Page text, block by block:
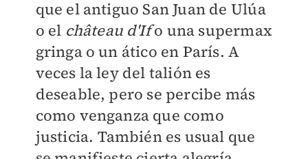
que el antiguo San Juan de Ulúa
o el château d'Ifo una supermax
gringa o un ático en París. A
veces la ley del talión es
deseable, pero se percibe más
como venganza que como
justicia. También es usual que